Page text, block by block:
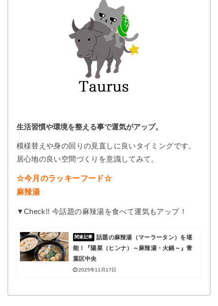
生活習慣や環境を整える事で運気がアップ。
模様替えや身の回りの見直しに良いタイミングです。
居心地の良い空間づくりを意識してみて。
☆今月のラッキーフード☆
麻辣湯
▼Check!! 今話題の麻辣湯を食べて運気もアップ！
話題の麻辣湯（マーラータン）を堪
能！『陽菜（ヒンナ）～麻辣湯・火鍋～』青
葉区中央
2025年11月17日